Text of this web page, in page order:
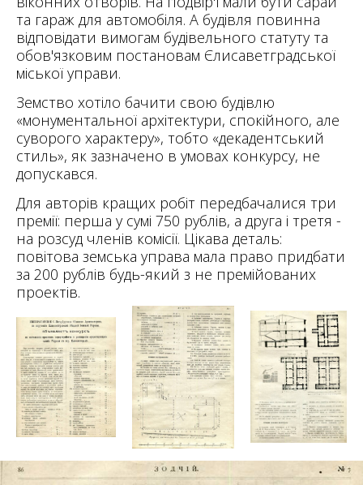
та гараж для автомобіля. А будівля повинна
відповідати вимогам будівельного статуту та
обов'язковим постановам Єлисаветградської
міської управи.
Земство хотіло бачити свою будівлю
«монументальної архітектури, спокійного, але
суворого характеру», тобто «декадентський
стиль», як зазначено в умовах конкурсу, не
допускався.
Для авторів кращих робіт передбачалися три
премії: перша у сумі 750 рублів, а друга і третя -
на розсуд членів комісії. Цікава деталь:
повітова земська управа мала право придбати
за 200 рублів будь-який з не премійованих
проектів.